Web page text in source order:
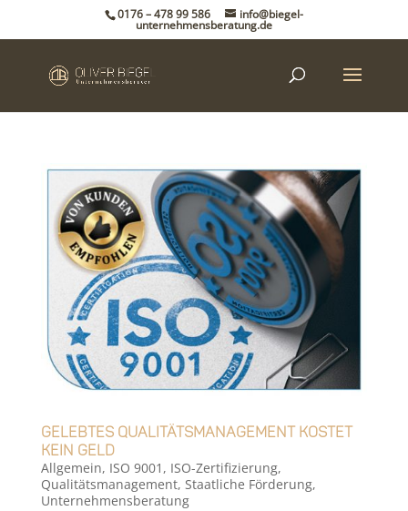
0176 – 478 99 586 info@biegel-
unternehmensberatung.de
Gelebtes Qualitätsmanagement kostet
kein Geld
Allgemein, ISO 9001 , ISO-Zertifizierung,
Qualitätsmanagement, Staatliche Förderung,
Unternehmensberatung